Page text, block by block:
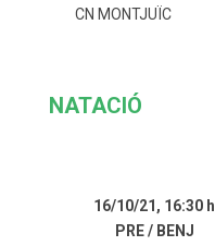
CN MONTJUÏC
NATACIÓ
16/10/21, 16:30 h
PRE / BENJ